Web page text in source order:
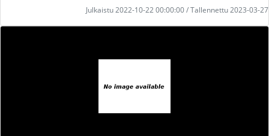
Julkaistu 2022-10-22 00:00:00 / Tallennettu 2023-03-27